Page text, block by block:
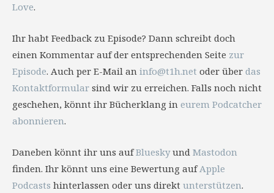
Love.
Ihr habt Feedback zu Episode? Dann schreibt doch
einen Kommentar auf der entsprechenden Seite zur
Episode. Auch per E-Mail an info@t1h.net oder über das
Kontaktformular sind wir zu erreichen. Falls noch nicht
geschehen, könnt ihr Bücherklang in eurem Podcatcher
abonnieren.
Daneben könnt ihr uns aufBlueskyund Mastodon
finden. Ihr könnt uns eine Bewertung aufApple
Podcasts hinterlassen oder uns direkt unterstützen.